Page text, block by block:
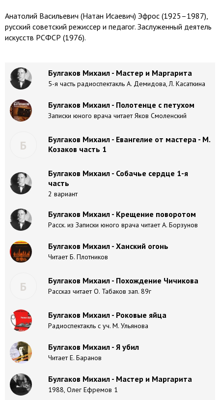
Анатолий Васильевич (Натан Исаевич) Эфрос (1925–1987),
русский советский режиссер и педагог. Заслуженный деятель
искусств РСФСР (1976).
Булгаков Михаил - Мастер и Маргарита
5-я часть радиоспектакль А. Демидова, Л. Касаткина
Булгаков Михаил - Полотенце с петухом
Записки юного врача читает Яков Смоленский
Б
Булгаков Михаил - Евангелие от мастера - М.
Козаков часть 1
Булгаков Михаил - Собачье сердце 1-я
часть
2 вариант
Булгаков Михаил - Крещение поворотом
Расск. из Записки юного врача читает А. Борзунов
Булгаков Михаил - Ханский огонь
Читает Б. Плотников
Б Булгаков Михаил - Похождение Чичикова
Рассказ читает О. Табаков зап. 89г
Булгаков Михаил - Роковые яйца
Радиоспектакль с уч. М. Ульянова
Булгаков Михаил - Я убил
Читает Е. Баранов
Булгаков Михаил - Мастер и Маргарита
1988, Олег Ефремов 1